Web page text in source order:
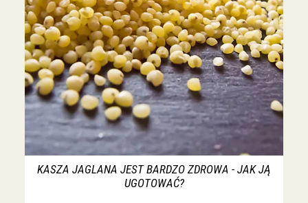
KASZA JAGLANA JEST BARDZO ZDROWA - JAK JĄ
UGOTOWAĆ?